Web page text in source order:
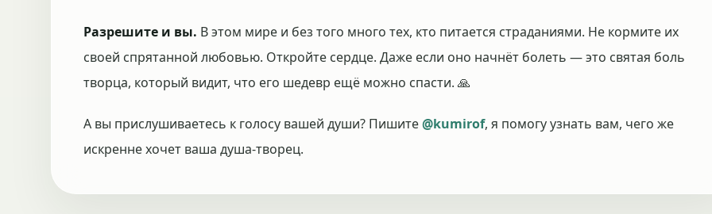
Разрешите и вы. В этом мире и без того много тех, кто питается страданиями. Не кормите их
своей спрятанной любовью. Откройте сердце. Даже если оно начнёт болеть — это святая боль
творца, который видит, что его шедевр ещё можно спасти. 🙏
А вы прислушиваетесь к голосу вашей души? Пишите@kumirof, я помогу узнать вам, чего же
искренне хочет ваша душа-творец.